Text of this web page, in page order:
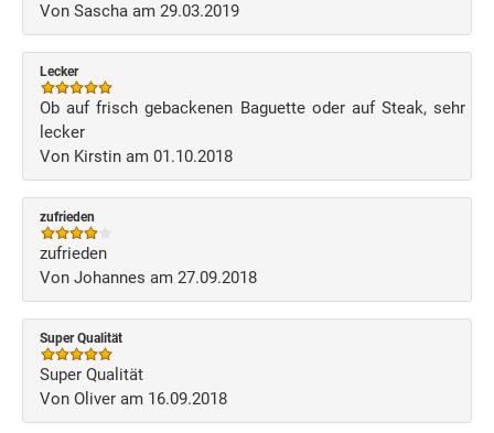
Von Sascha am 29.03.2019
Lecker
Ob auf frisch gebackenen Baguette oder auf Steak, sehr
lecker
Von Kirstin am 01.10.2018
zufrieden
zufrieden
Von Johannes am 27.09.2018
Super Qualität
Super Qualität
Von Oliver am 16.09.2018